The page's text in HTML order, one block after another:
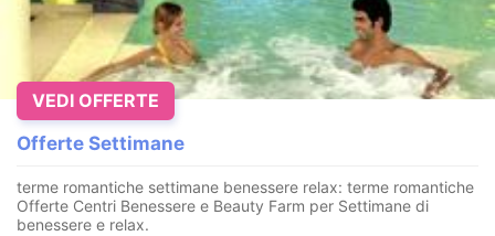
Offerte Settimane
terme romantiche settimane benessere relax: terme romantiche
Offerte Centri Benessere e Beauty Farm per Settimane di
benessere e relax.
VEDI OFFERTE